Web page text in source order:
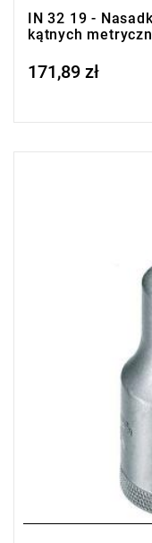
IN 32 19 -
kątnych
Price tax included
171,89 zł